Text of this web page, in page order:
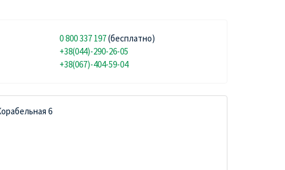
0 800 337 197(бесплатно)
+38(044)-290-26-05
+38(067)-404-59-04
6